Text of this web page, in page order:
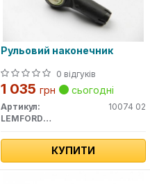
Рульовий наконечник
0 відгуків
1 035 грн сьогодні
Артикул:
10074 02
LEMFORDER
КУПИТИ